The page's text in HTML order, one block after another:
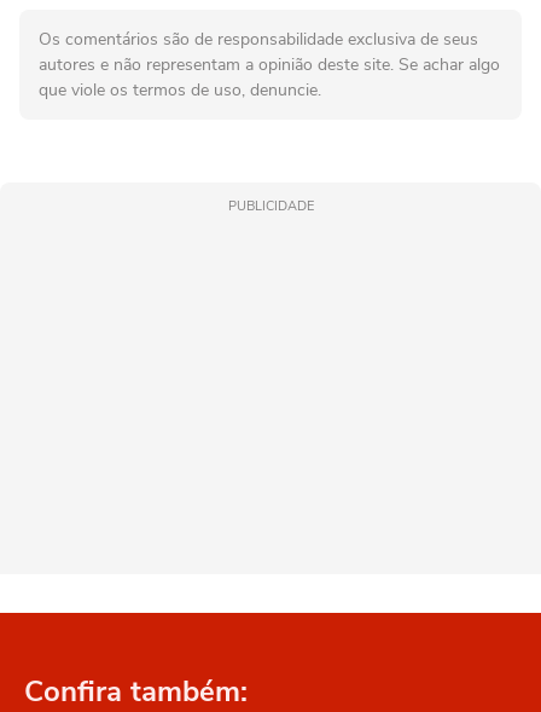
Os comentários são de responsabilidade exclusiva de seus
autores e não representam a opinião deste site. Se achar algo
que viole os termos de uso, denuncie.
PUBLICIDADE
Confira também: